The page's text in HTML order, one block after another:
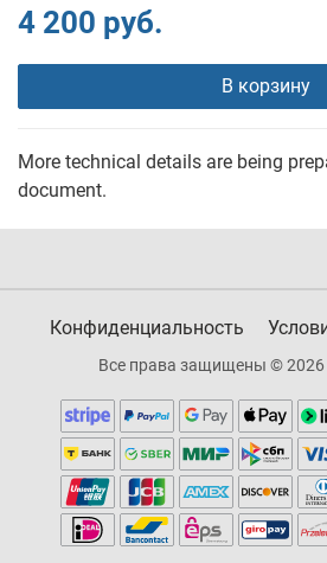
4 200 руб.
В корзину
More technical details are being
document.
Конфиденциальность
Все права защищены © 2026